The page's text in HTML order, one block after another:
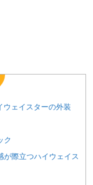
ウェイスターの外装
ク
が際立つハイウェイス